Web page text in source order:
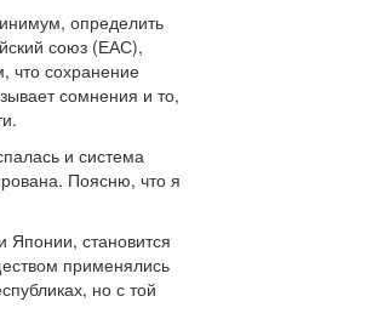
определить
союз (ЕАС),
что сохранение
сомнения и то,
и система
Поясню, что я
Японии, становится
применялись
но с той